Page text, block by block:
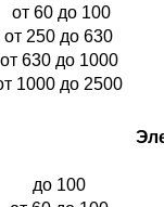
от 60 до 100
от 250 до 630
от 630 до 1000
1000 до 2500
до 100